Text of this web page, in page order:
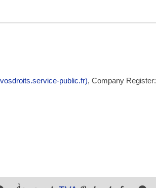
public.fr), Company Register: